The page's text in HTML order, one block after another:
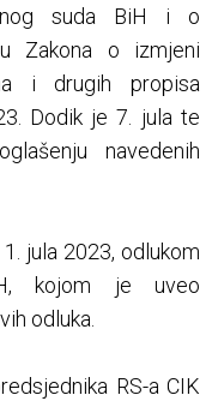
suda BiH i o
Zakona o izmjeni
i drugih propisa
Dodik je 7. jula te
navedenih
jula 2023, odlukom
kojom je uveo
odluka.
RS-a CIK